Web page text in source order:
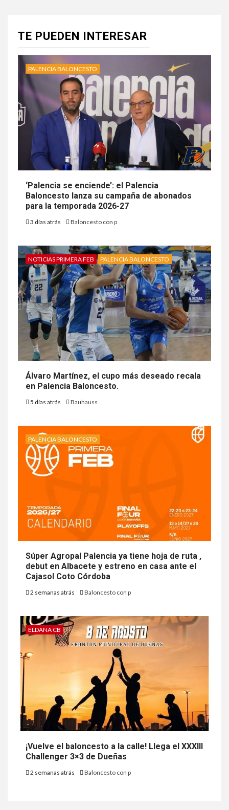
TE PUEDEN INTERESAR
PALENCIA BALONCESTO
‘Palencia se enciende’: el Palencia
Baloncesto lanza su campaña de abonados
para la temporada 2026-27
3 días atrás Baloncesto con p
NOTICIAS PRIMERA FEB PALENCIA BALONCESTO
Álvaro Martínez, el cupo más deseado recala
en Palencia Baloncesto.
5 días atrás Bauhauss
PALENCIA BALONCESTO
Súper Agropal Palencia ya tiene hoja de ruta ,
debut en Albacete y estreno en casa ante el
Cajasol Coto Córdoba
2 semanas atrás Baloncesto con p
ELDANA CB
¡Vuelve el baloncesto a la calle! Llega el XXXIII
Challenger 3×3 de Dueñas
2 semanas atrás Baloncesto con p